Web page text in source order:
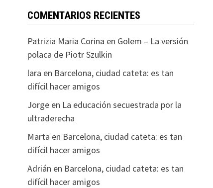
COMENTARIOS RECIENTES
Patrizia Maria Corina en Golem – La versión
polaca de Piotr Szulkin
lara en Barcelona, ciudad cateta: es tan
difícil hacer amigos
Jorgeen La educación secuestrada por la
ultraderecha
Marta en Barcelona, ciudad cateta: es tan
difícil hacer amigos
Adrián en Barcelona, ciudad cateta: es tan
difícil hacer amigos